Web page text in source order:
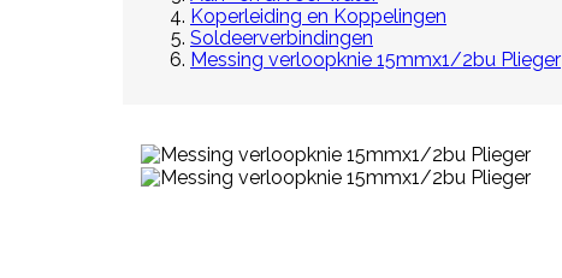
Koperleiding en Koppelingen
Soldeerverbindingen
Messing verloopknie 15mmx1/2bu Plieger